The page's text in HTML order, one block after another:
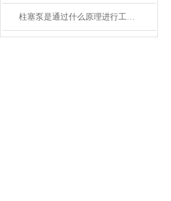
柱塞泵是通过什么原理进行工作的？